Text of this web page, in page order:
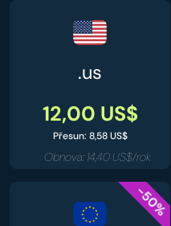
.us
12,00 US$
Přesun: 8,58 US$
Obnova: 14,40 US$/rok
-50%